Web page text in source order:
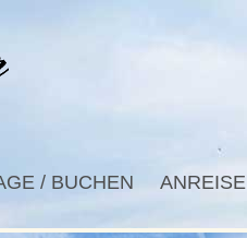
/ BUCHEN ANREISE